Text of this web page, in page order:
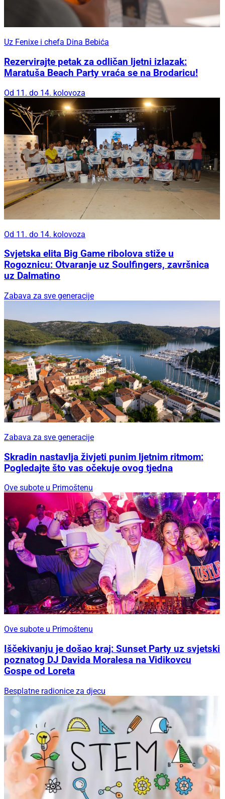
Uz Fenixe i chefa Dina Bebića
Rezervirajte petak za odličan ljetni izlazak:
Maratuša Beach Party vraća se na Brodaricu!
Od 11. do 14. kolovoza
Od 11. do 14. kolovoza
Svjetska elita Big Game ribolova stiže u
Rogoznicu: Otvaranje uz Soulfingers, završnica
uz Dalmatino
Zabava za sve generacije
Zabava za sve generacije
Skradin nastavlja živjeti punim ljetnim ritmom:
Pogledajte što vas očekuje ovog tjedna
Ove subote u Primoštenu
Ove subote u Primoštenu
Iščekivanju je došao kraj: Sunset Party uz svjetski
poznatog DJ Davida Moralesa na Vidikovcu
Gospe od Loreta
Besplatne radionice za djecu